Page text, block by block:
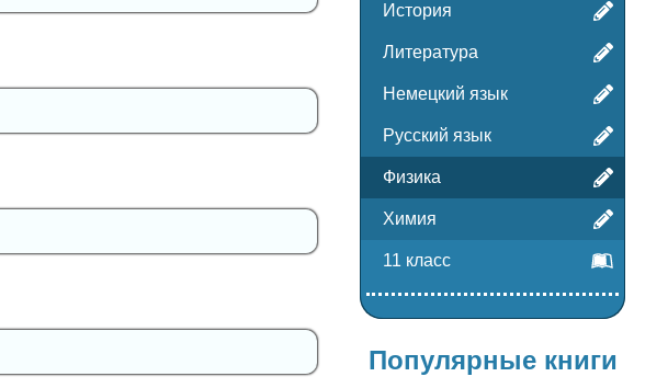
История
Литература
Немецкий язык
Русский язык
Физика
Химия
11 класс
Популярные книги